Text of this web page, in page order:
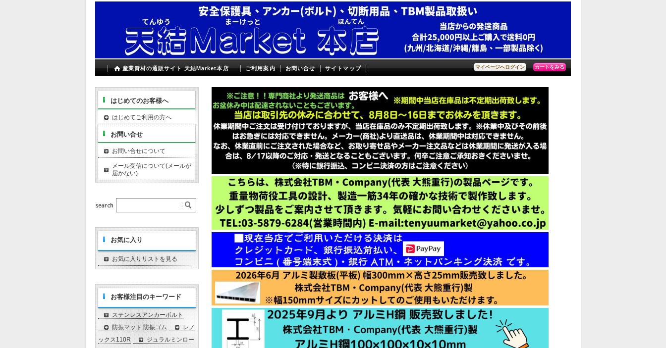
マイページへログイン カートをみる
産業資材の通販サイト 天結Market本店 ご利用案内 お問い合せ サイトマップ
はじめてのお客様へ
はじめてご利用の方へ
お問い合せ
お問い合せについて
メール受信について(メールが
届かない)
お気に入り
お気に入りリストを見る
お客様注目のキーワード
ステンレスアンカーボルト
防振マット 防振ゴム
レノ
ックス110R
ジュラルミンロー